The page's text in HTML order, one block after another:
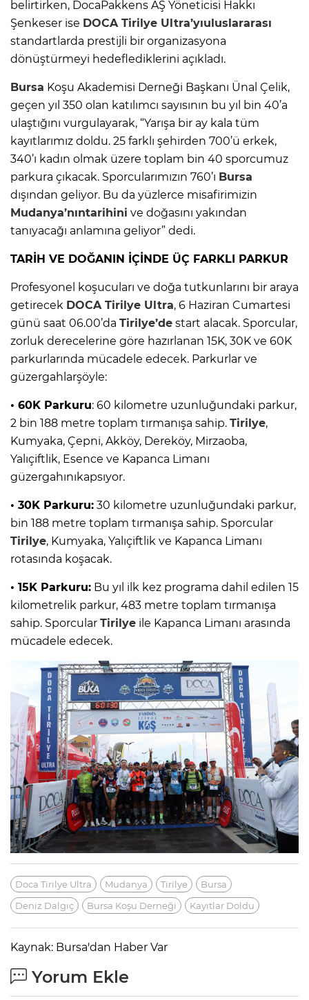
belirtirken, DocaPakkens AŞ Yöneticisi Hakkı
Şenkeser ise DOCA Tirilye Ultra’yıuluslararası
standartlarda prestijli bir organizasyona
dönüştürmeyi hedeflediklerini açıkladı.
Bursa Koşu Akademisi Derneği Başkanı Ünal Çelik,
geçen yıl 350 olan katılımcı sayısının bu yıl bin 40’a
ulaştığını vurgulayarak, “Yarışa bir ay kala tüm
kayıtlarımız doldu. 25 farklı şehirden 700’ü erkek,
340’ı kadın olmak üzere toplam bin 40 sporcumuz
parkura çıkacak. Sporcularımızın 760’ı Bursa
dışından geliyor. Bu da yüzlerce misafirimizin
Mudanya’nıntarihini ve doğasını yakından
tanıyacağı anlamına geliyor” dedi.
TARİH VE DOĞANIN İÇİNDE ÜÇ FARKLI PARKUR
Profesyonel koşucuları ve doğa tutkunlarını bir araya
getirecek DOCA Tirilye Ultra, 6 Haziran Cumartesi
günü saat 06.00’da Tirilye’de start alacak. Sporcular,
zorluk derecelerine göre hazırlanan 15K, 30K ve 60K
parkurlarında mücadele edecek. Parkurlar ve
güzergahlarşöyle:
• 60K Parkuru: 60 kilometre uzunluğundaki parkur,
2 bin 188 metre toplam tırmanışa sahip. Tirilye,
Kumyaka, Çepni, Akköy, Dereköy, Mirzaoba,
Yalıçiftlik, Esence ve Kapanca Limanı
güzergahınıkapsıyor.
• 30K Parkuru: 30 kilometre uzunluğundaki parkur,
bin 188 metre toplam tırmanışa sahip. Sporcular
Tirilye, Kumyaka, Yalıçiftlik ve Kapanca Limanı
rotasında koşacak.
• 15K Parkuru: Bu yıl ilk kez programa dahil edilen 15
kilometrelik parkur, 483 metre toplam tırmanışa
sahip. Sporcular Tirilye ile Kapanca Limanı arasında
mücadele edecek.
Doca Tirilye Ultra Mudanya Tirilye
Bursa
Deniz Dalgıç
Bursa Koşu Derneği Kayıtlar Doldu
Kaynak: Bursa'dan Haber Var
Yorum Ekle